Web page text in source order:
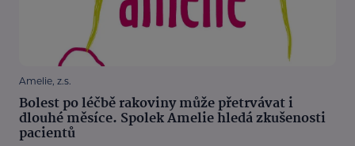
Amelie, z.s.
Bolest po léčbě rakoviny může přetrvávat i
dlouhé měsíce. Spolek Amelie hledá zkušenosti
pacientů